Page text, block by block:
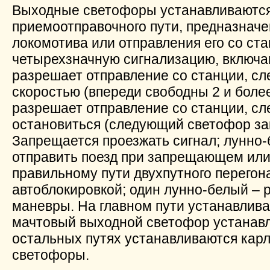
Выходные светофоры
приемоотправочного пути,
локомотива или отправления его со
четырехзначную сигнализацию,
разрешает отправление со станции,
скоростью (впереди свободны 2 и
разрешает отправление со станции,
остановиться (следующий светофор
Запрещается проезжать сигнал;
отправить поезд при запрещающем
правильному пути двухпутного
автоблокировкой; один лунно-белый –
маневры. На главном пути
мачтовый выходной светофор
остальных путях устанавливаются
светофоры.